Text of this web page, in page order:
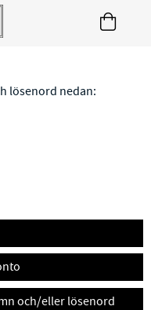
lösenord nedan:
och/eller lösenord